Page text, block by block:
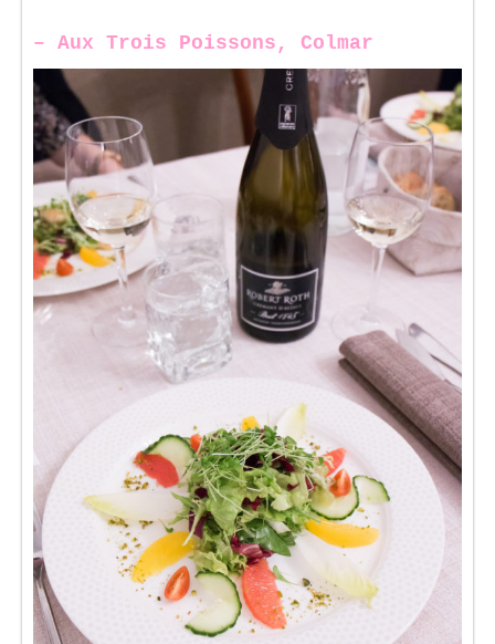
– Aux Trois Poissons, Colmar